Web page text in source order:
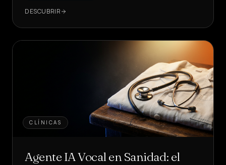
DESCUBRIR
CLÍNICAS
Agente IA Vocal en Sanidad: el